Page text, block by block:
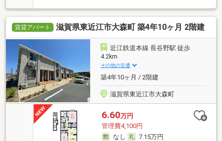
賃貸アパート 滋賀県東近江市大森町 築4年10ヶ月 2階建
近江鉄道本線 長谷野駅 徒歩
4.2km
その他の交通
築4年10ヶ月 / 2階建
滋賀県東近江市大森町
6.60万円
管理費4,100円
なし
7.15万円